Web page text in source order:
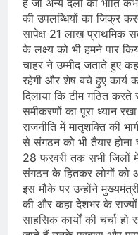
है जो अन्य दलों की भांति
की उपलब्धियों का जिक्र
सापेक्ष 21 लाख प्राथमिक
के लक्ष्य को भी हमने पार
चाहर ने उम्मीद जताते हुए
रहेगी और शेष बचे हुए कार्य
दिलाया कि टीम गठित
समीकरणों का पूरा ध्यान
राजनीति में मातृशक्ति की
से संगठन को भी तैयार
28 फरवरी तक सभी जिलों
संगठन के हितकर लोगों को
इस मौके पर उन्होंने
की और कहा देशभर के
साहसिक कार्यों की चर्चा